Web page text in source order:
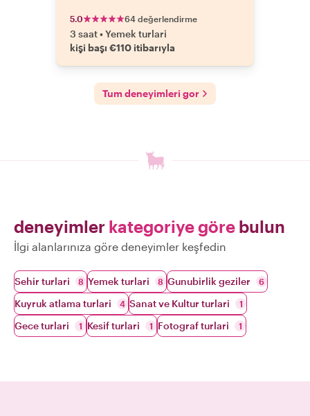
5.0 64 değerlendirme
3 saat•Yemek turlari
kişi başı €110 itibarıyla
Tum deneyimleri gor
deneyimler kategoriye göre bulun
İlgi alanlarınıza göre deneyimler keşfedin
Sehir turlari 8 Yemek turlari 8 Gunubirlik geziler 6
Kuyruk atlama turlari 4 Sanat ve Kultur turlari 1
Gece turlari 1 Kesif turlari 1 Fotograf turlari 1